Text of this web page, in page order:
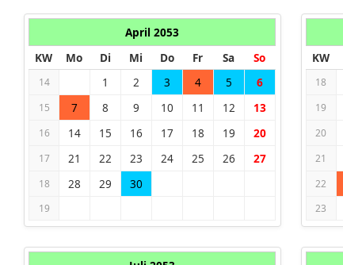
April 2053
KW
Mo Di Mi Do Fr Sa So
14 1 2 3 4 5 6
15 7 8 9 10 11 12 13
16 14 15 16 17 18 19 20
17 21 22 23 24 25 26 27
18 28 29 30
19
KW
18
19
20
21
22
23